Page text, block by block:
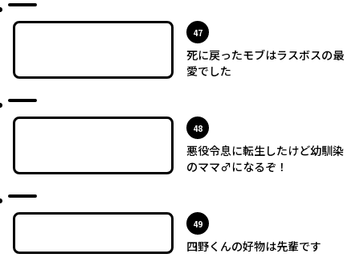
47位
死に戻ったモブはラスボスの最
愛でした
48位
悪役令息に転生したけど幼馴染
のママ♂になるぞ！
49位
四野くんの好物は先輩です